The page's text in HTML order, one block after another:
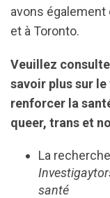
avons également
et à Toronto.
Veuillez
savoir plus sur le
renforcer la
queer, trans et
La
santé